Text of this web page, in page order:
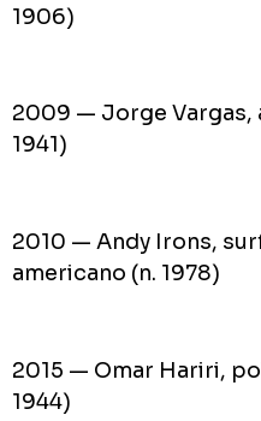
1906)
2009 — Jorge Vargas,
1941)
2010 — Andy Irons,
americano (n. 1978)
2015 — Omar Hariri,
1944)